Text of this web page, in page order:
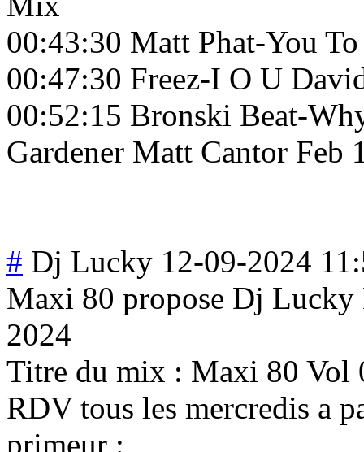
00:43:30 Matt Phat-You
00:47:30 Freez-I O U
00:52:15 Bronski Beat-
Gardener Matt Cantor Feb
# Dj Lucky 12-09-2024
Maxi 80 propose Dj
2024
Titre du mix : Maxi 80 Vol
RDV tous les mercredis a
primeur :